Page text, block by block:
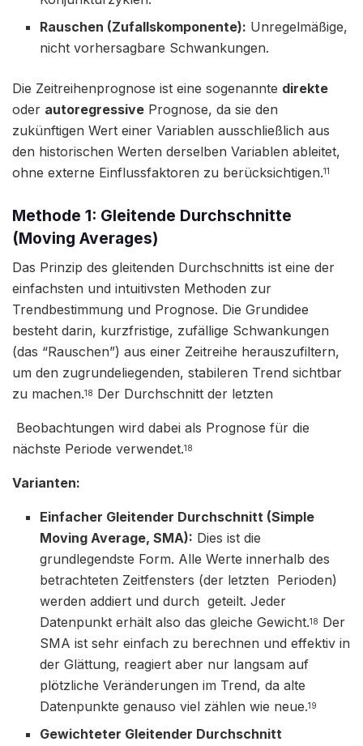
Rauschen (Zufallskomponente): Unregelmäßige,
nicht vorhersagbare Schwankungen.
Die Zeitreihenprognose ist eine sogenannte direkte
oder autoregressive Prognose, da sie den
zukünftigen Wert einer Variablen ausschließlich aus
den historischen Werten derselben Variablen ableitet,
ohne externe Einflussfaktoren zu berücksichtigen.11
Methode 1: Gleitende Durchschnitte
(Moving Averages)
Das Prinzip des gleitenden Durchschnitts ist eine der
einfachsten und intuitivsten Methoden zur
Trendbestimmung und Prognose. Die Grundidee
besteht darin, kurzfristige, zufällige Schwankungen
(das “Rauschen”) aus einer Zeitreihe herauszufiltern,
um den zugrundeliegenden, stabileren Trend sichtbar
zu machen.18 Der Durchschnitt der letzten
Beobachtungen wird dabei als Prognose für die
nächste Periode verwendet.18
Varianten:
Einfacher Gleitender Durchschnitt (Simple
Moving Average, SMA): Dies ist die
grundlegendste Form. Alle Werte innerhalb des
betrachteten Zeitfensters (der letzten Perioden)
werden addiert und durch geteilt. Jeder
Datenpunkt erhält also das gleiche Gewicht.18 Der
SMA ist sehr einfach zu berechnen und effektiv in
der Glättung, reagiert aber nur langsam auf
plötzliche Veränderungen im Trend, da alte
Datenpunkte genauso viel zählen wie neue.19
Gewichteter Gleitender Durchschnitt